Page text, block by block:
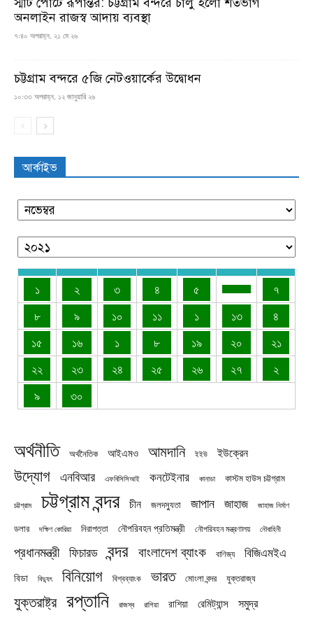
অনলাইন রাজস্ব আদায় ব্যবস্থা
৭:৪০ অপরাহ্ন, ২১ মে ২৬
চট্টগ্রাম বন্দরে ৫জি নেটওয়ার্কের উদ্বোধন
১০:৩৩ অপরাহ্ন, ১২ জানুয়ারি ২৬
আর্কাইভ
১ ২ ৩ ৪ ৫
৭
৮
৯ ১০ ১১ ১ ১৩
৪
১৫
১৬ ১ ৮ ১৯ ২০
২১
২২
২৩ ২৪ ২৫ ২৬ ২৭
২
৯
৩০
অর্থনীতি অর্থনৈতিক আইএমও আমদানি ইইউ ইউক্রেন
উদ্যোগ এনবিআর এফবিসিসিআই কনটেইনার কানাডা কাস্টম হাউস চট্টগ্রাম
চট্টগ্রাম চট্টগ্রাম বন্দর চীন জলদস্যুতা জাপান জাহাজ জাহাজ নির্মাণ
ডলার দক্ষিণ কোরিয়া নিরাপত্তা নৌপরিবহন প্রতিমন্ত্রী নৌপরিবহন মন্ত্রণালয় নৌবাহিনী
প্রধানমন্ত্রী ফিচারড বন্দর বাংলাদেশ ব্যাংক বাণিজ্য বিজিএমইএ
বিডা বিদ্যুৎ বিনিয়োগ বিশ্বব্যাংক ভারত মোংলা বন্দর যুক্তরাজ্য
যুক্তরাষ্ট্র রপ্তানি রাজস্ব রাশিয়া রাশিয়া রেমিট্যান্স সমুদ্র